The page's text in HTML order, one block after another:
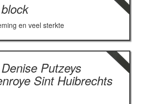
en veel sterkte
Putzeys
Sint Huibrechts